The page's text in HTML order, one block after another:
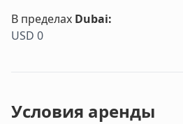
В пределах Dubai:
USD 0
Условия аренды